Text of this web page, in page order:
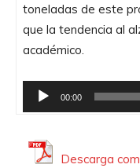
toneladas de este
que la tendencia al
académico.
e
00:00
Descarga